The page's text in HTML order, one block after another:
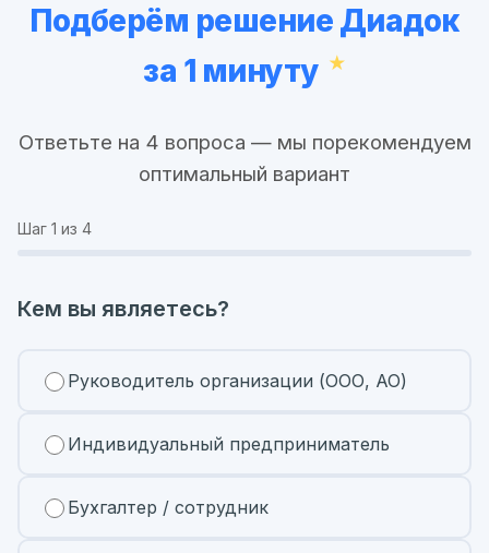
Подберём решение Диадок
за 1 минуту
Ответьте на 4 вопроса — мы порекомендуем
оптимальный вариант
Шаг 1 из 4
Кем вы являетесь?
Руководитель организации (ООО, АО)
Индивидуальный предприниматель
Бухгалтер / сотрудник